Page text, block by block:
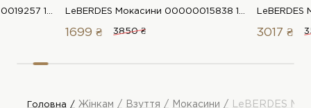
LeBERDES Мокасини 00000019257 1 Магазин взуття “Favorite Shoes” LeBERDES Мокасини 00000015838 1 Магазин взуття “Favorite Shoes”
1699 ₴ 3850 ₴ 3017 ₴
Головна Жінкам Взуття Мокасини LeBERDES